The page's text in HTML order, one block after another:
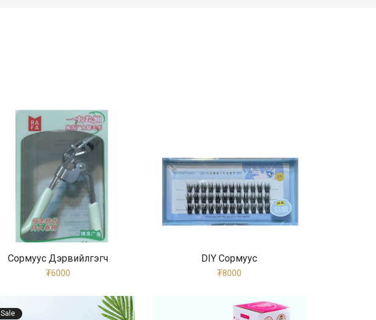
Сормуус Дэрвийлгэгч
₮6000
DIY Сормуус
₮8000
Sale